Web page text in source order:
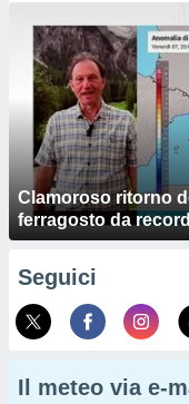
Clamoroso ritorno
ferragosto da
Seguici
Il meteo via e-